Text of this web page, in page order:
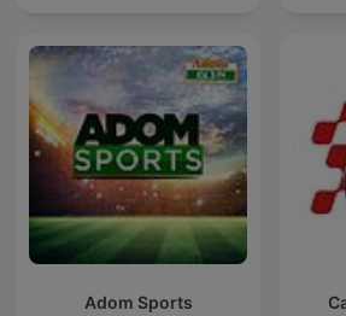
Adom Sports